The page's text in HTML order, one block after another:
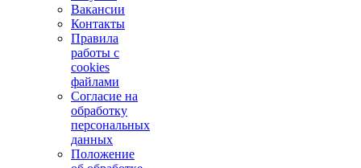
Вакансии
Контакты
Правила
работы с
cookies
файлами
Согласие на
обработку
персональных
данных
Положение